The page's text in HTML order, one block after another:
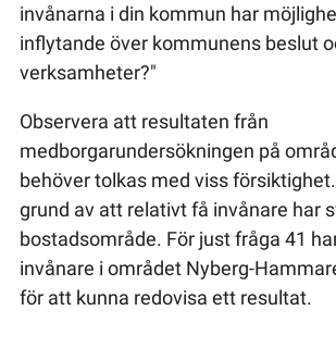
invånarna i din kommun har
inflytande över kommunens beslut
verksamheter?"
Observera att resultaten från
medborgarundersökningen på
behöver tolkas med viss
grund av att relativt få invånare har
bostadsområde. För just fråga 41
invånare i området Nyberg-
för att kunna redovisa ett resultat.